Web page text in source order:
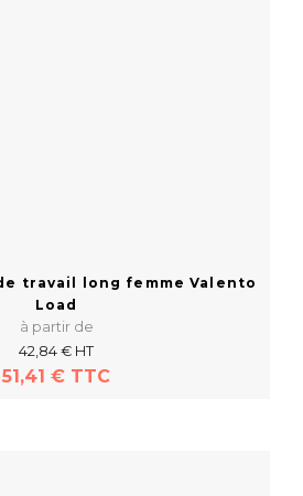
travail long femme Valento
Load
à partir de
42,84 € HT
51,41 € TTC